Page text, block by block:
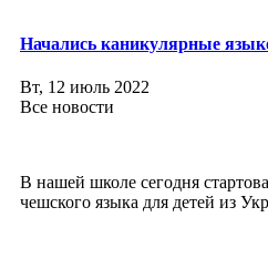
Начались каникулярные
Вт, 12 июль 2022
Все новости
В нашей школе сегодня
чешского языка для детей из